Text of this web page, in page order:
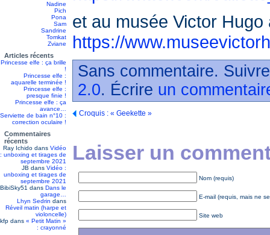
Nadine
Pich
Pona
Sam
Sandrine
Tomkat
Zviane
Articles récents
Princesse elfe : ça brille
!
Princesse elfe :
aquarelle terminée !
Princesse elfe :
presque finie !
Princesse elfe : ça
avance…
Serviette de bain n°10 :
correction oculaire !
Commentaires
récents
Ray Ichido dans Vidéo
: unboxing et tirages de
septembre 2021
JB dans Vidéo :
unboxing et tirages de
septembre 2021
BibiSky51 dans Dans le
garage…
Lhyn Sedrin dans
Réveil matin (harpe et
violoncelle)
kfp dans « Petit Matin »
: crayonné
et au musée Victor Hugo
https://
Sans commentaire.
2.0. Écrire un
Croquis : « Geekette »
Laisser un
Nom (requis)
E-mail (requis, mais ne
Site web